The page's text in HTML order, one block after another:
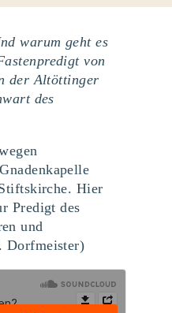
warum geht es
von
der Altöttinger
des
Hier
Predigt des
und
Dorfmeister)